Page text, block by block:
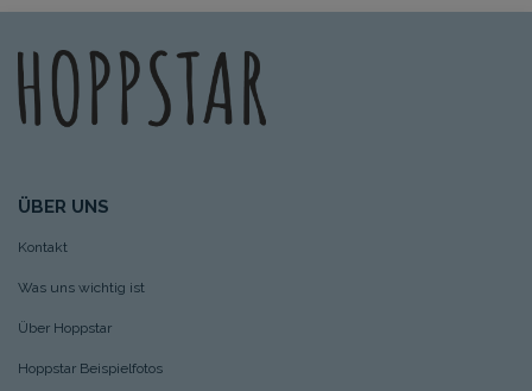
ÜBER UNS
Kontakt
Was uns wichtig ist
Über Hoppstar
Hoppstar Beispielfotos